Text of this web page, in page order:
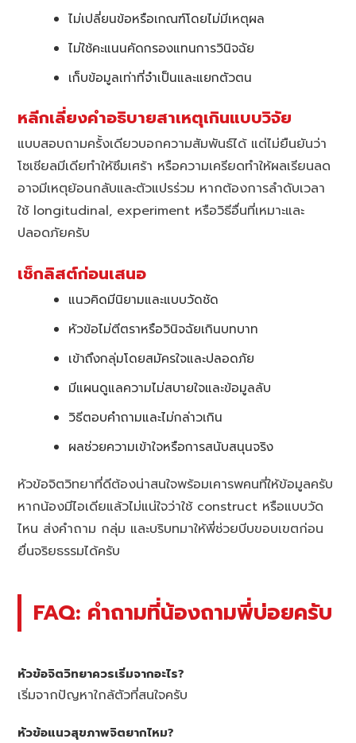
ไม่เปลี่ยนข้อหรือเกณฑ์โดยไม่มีเหตุผล
ไม่ใช้คะแนนคัดกรองแทนการวินิจฉัย
เก็บข้อมูลเท่าที่จำเป็นและแยกตัวตน
หลีกเลี่ยงคำอธิบายสาเหตุเกินแบบวิจัย
แบบสอบถามครั้งเดียวบอกความสัมพันธ์ได้ แต่ไม่ยืนยันว่า
โซเชียลมีเดียทำให้ซึมเศร้า หรือความเครียดทำให้ผลเรียนลด
อาจมีเหตุย้อนกลับและตัวแปรร่วม หากต้องการลำดับเวลา
ใช้ longitudinal, experiment หรือวิธีอื่นที่เหมาะและ
ปลอดภัยครับ
เช็กลิสต์ก่อนเสนอ
แนวคิดมีนิยามและแบบวัดชัด
หัวข้อไม่ตีตราหรือวินิจฉัยเกินบทบาท
เข้าถึงกลุ่มโดยสมัครใจและปลอดภัย
มีแผนดูแลความไม่สบายใจและข้อมูลลับ
วิธีตอบคำถามและไม่กล่าวเกิน
ผลช่วยความเข้าใจหรือการสนับสนุนจริง
หัวข้อจิตวิทยาที่ดีต้องน่าสนใจพร้อมเคารพคนที่ให้ข้อมูลครับ
หากน้องมีไอเดียแล้วไม่แน่ใจว่าใช้ construct หรือแบบวัด
ไหน ส่งคำถาม กลุ่ม และบริบทมาให้พี่ช่วยบีบขอบเขตก่อน
ยื่นจริยธรรมได้ครับ
FAQ: คำถามที่น้องถามพี่บ่อยครับ
หัวข้อจิตวิทยาควรเริ่มจากอะไร?
เริ่มจากปัญหาใกล้ตัวที่สนใจครับ
หัวข้อแนวสุขภาพจิตยากไหม?